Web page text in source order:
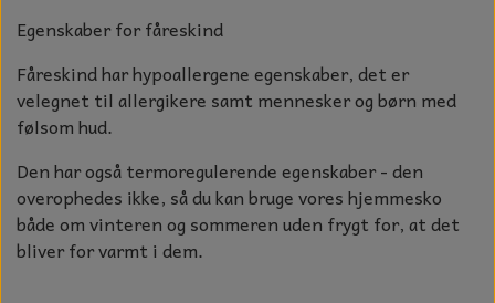
Egenskaber for fåreskind
Fåreskind har hypoallergene egenskaber, det er
velegnet til allergikere samt mennesker og børn med
følsom hud.
Den har også termoregulerende egenskaber - den
overophedes ikke, så du kan bruge vores hjemmesko
både om vinteren og sommeren uden frygt for, at det
bliver for varmt i dem.